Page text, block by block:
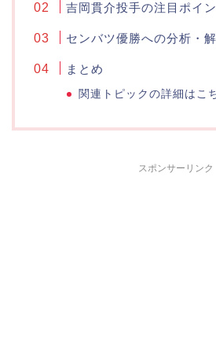
吉岡貫介投手の注目ポイ
センバツ優勝への分析・
まとめ
関連トピックの詳細はこ
スポンサーリンク